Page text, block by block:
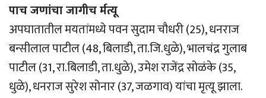
पाच जणांचा जागीच र्मत्यू
अपघातातील मयतांमध्ये पवन सुदाम चौधरी (25), धनराज
बन्सीलाल पाटील (48, बिलाडी, ता.जि.धुळे), भालचंद्र गुलाब
पाटील (31, रा.बिलाडी, ता.धुळे), उमेश राजेंद्र सोळंके (35,
धुळे), धनराज सुरेश सोनार (37, जळगाव) यांचा मृत्यू झाला.